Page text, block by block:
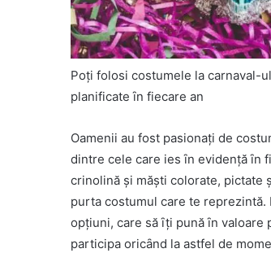
Poți folosi costumele la carnaval-
planificate ȋn fiecare an
Oamenii au fost pasionați de
dintre cele care ies ȋn evidențӑ ȋn
crinolinӑ și mӑști colorate, pictate
purta costumul care te
opțiuni, care sӑ ȋți punӑ ȋn
participa oricȃnd la astfel de